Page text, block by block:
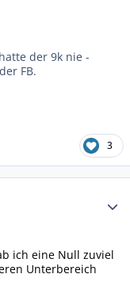
der 9k nie -
FB.
3
ich eine Null zuviel
Unterbereich